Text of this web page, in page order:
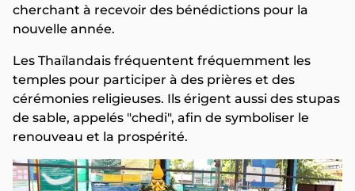
cherchant à recevoir des bénédictions pour la
nouvelle année.
Les Thaïlandais fréquentent fréquemment les
temples pour participer à des prières et des
cérémonies religieuses. Ils érigent aussi des stupas
de sable, appelés "chedi", afin de symboliser le
renouveau et la prospérité.